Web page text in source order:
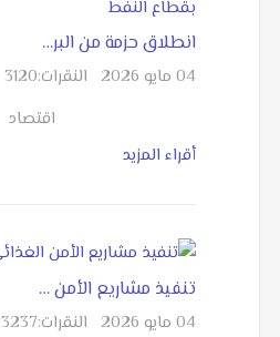
انطلاق حزمة من البر…
04 مايو 2026 النقرات:3120
اقتصاد
أقراء المزيد
تنفيذ مشاريع الأمن …
04 مايو 2026 النقرات:3237